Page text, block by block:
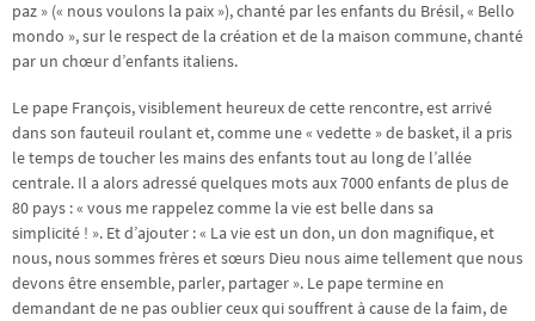
paz » (« nous voulons la paix »), chanté par les enfants du Brésil, « Bello
mondo », sur le respect de la création et de la maison commune, chanté
par un chœur d’enfants italiens.
Le pape François, visiblement heureux de cette rencontre, est arrivé
dans son fauteuil roulant et, comme une « vedette » de basket, il a pris
le temps de toucher les mains des enfants tout au long de l’allée
centrale. Il a alors adressé quelques mots aux 7000 enfants de plus de
80 pays : « vous me rappelez comme la vie est belle dans sa
simplicité ! ». Et d’ajouter : « La vie est un don, un don magnifique, et
nous, nous sommes frères et sœurs Dieu nous aime tellement que nous
devons être ensemble, parler, partager ». Le pape termine en
demandant de ne pas oublier ceux qui souffrent à cause de la faim, de